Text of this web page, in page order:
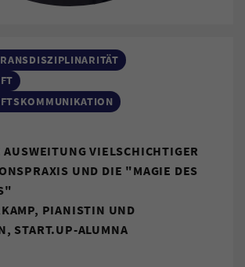
AUSWEITUNG VIELSCHICHTIGER
UND DIE "MAGIE DES
PIANISTIN UND
START.UP-ALUMNA